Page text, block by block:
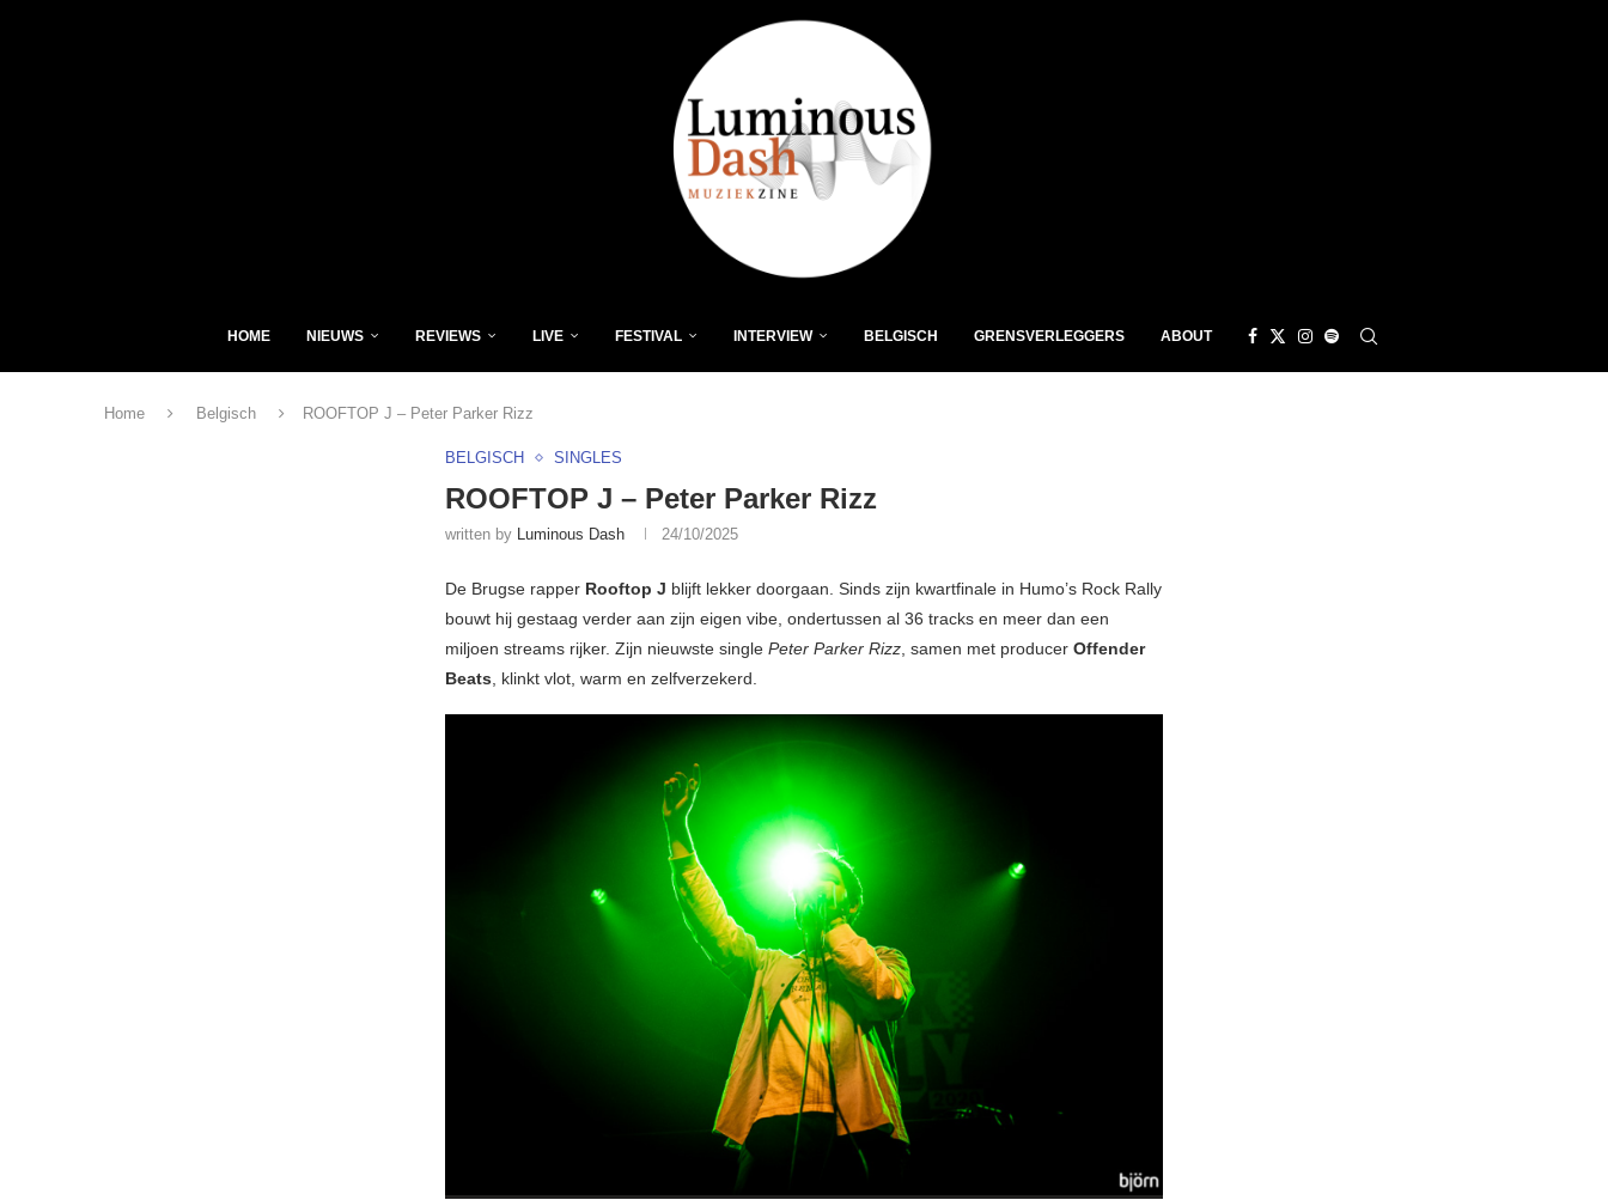
HOME NIEUWS REVIEWS LIVE FESTIVAL INTERVIEW BELGISCH GRENSVERLEGGERS ABOUT
Home Belgisch ROOFTOP J – Peter Parker Rizz
BELGISCH SINGLES
ROOFTOP J – Peter Parker Rizz
written by Luminous Dash 24/10/2025
De Brugse rapper Rooftop J blijft lekker doorgaan. Sinds zijn kwartfinale in Humo’s Rock Rally
bouwt hij gestaag verder aan zijn eigen vibe, ondertussen al 36 tracks en meer dan een
miljoen streams rijker. Zijn nieuwste single Peter Parker Rizz, samen met producer Offender
Beats, klinkt vlot, warm en zelfverzekerd.